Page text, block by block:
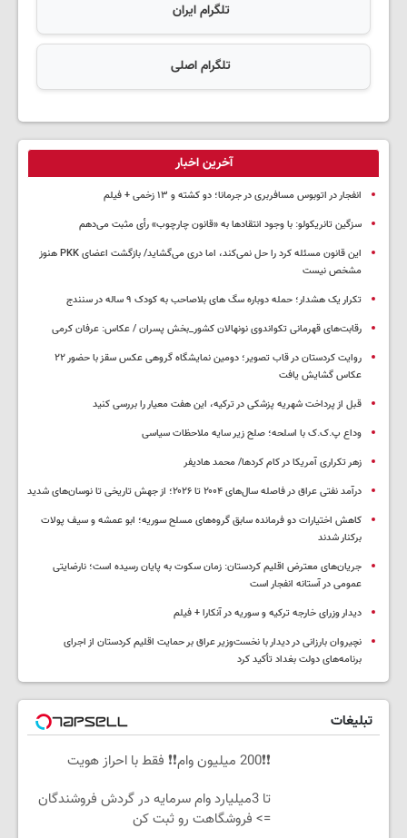
تلگرام ایران
تلگرام اصلی
آخرین اخبار
انفجار در اتوبوس مسافربری در جرمانا؛ دو کشته و ۱۳ زخمی + فیلم
سزگین تانریکولو: با وجود انتقادها به «قانون چارچوب» رأی مثبت می‌دهم
این قانون مسئله کرد را حل نمی‌کند، اما دری می‌گشاید/ بازگشت اعضای PKK هنوز
مشخص نیست
تکرار یک هشدار؛ حمله دوباره سگ های بلاصاحب به کودک ۹ ساله در سنندج
رقابت‌های قهرمانی تکواندوی نونهالان کشور_بخش پسران / عکاس: عرفان کرمی
روایت کردستان در قاب تصویر؛ دومین نمایشگاه گروهی عکس سقز با حضور ۲۲
عکاس گشایش یافت
قبل از پرداخت شهریه پزشکی در ترکیه، این هفت معیار را بررسی کنید
وداع پ.ک.ک با اسلحه؛ صلح زیر سایه ملاحظات سیاسی
زهر تکراری آمریکا در کام کردها/ محمد هادیفر
درآمد نفتی عراق در فاصله سال‌های ۲۰۰۴ تا ۲۰۲۶؛ از جهش تاریخی تا نوسان‌های شدید
کاهش اختیارات دو فرمانده سابق گروه‌های مسلح سوریه؛ ابو عمشه و سیف پولات
برکنار شدند
جریان‌های معترض اقلیم کردستان: زمان سکوت به پایان رسیده است؛ نارضایتی
عمومی در آستانه انفجار است
دیدار وزرای خارجه ترکیه و سوریه در آنکارا + فیلم
نچیروان بارزانی در دیدار با نخست‌وزیر عراق بر حمایت اقلیم کردستان از اجرای
برنامه‌های دولت بغداد تأکید کرد
تبلیغات
❗❗200 میلیون وام❗❗ فقط با احراز هویت
تا 3میلیارد وام سرمایه در گردش فروشندگان
=> فروشگاهت رو ثبت کن